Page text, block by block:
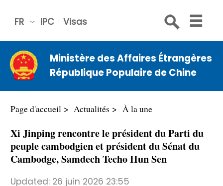
IPC Visas
FR
中文
Engli
sh
Русс
ñol
عربي
Ministère des Affaires Étrangères
République Populaire de Chine
Page d'accueil Actualités À la une
Xi Jinping rencontre le président du Parti du
peuple cambodgien et président du Sénat du
Cambodge, Samdech Techo Hun Sen
Updated: 26 juin 2026 23:55